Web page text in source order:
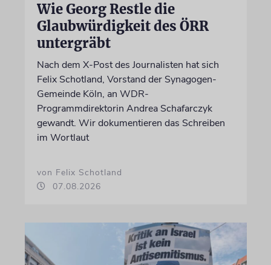
Wie Georg Restle die
Glaubwürdigkeit des ÖRR
untergräbt
Nach dem X-Post des Journalisten hat sich
Felix Schotland, Vorstand der Synagogen-
Gemeinde Köln, an WDR-
Programmdirektorin Andrea Schafarczyk
gewandt. Wir dokumentieren das Schreiben
im Wortlaut
von Felix Schotland
07.08.2026